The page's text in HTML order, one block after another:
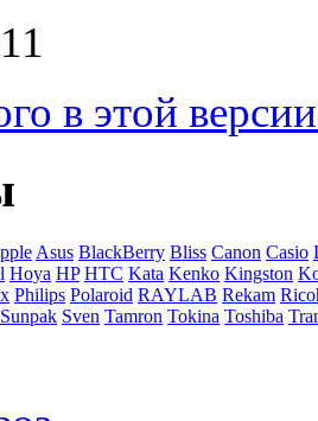
в этой
Asus BlackBerry Bliss Canon Casio
Hoya HP HTC Kata Kenko Kingston
Philips Polaroid RAYLAB Rekam
Sunpak Sven Tamron Tokina Toshiba